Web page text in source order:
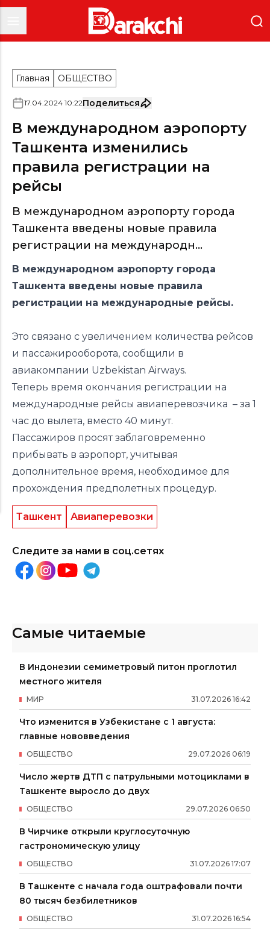
Главная ОБЩЕСТВО
17.04.2024 10:22Поделиться
В международном аэропорту
Ташкента изменились
правила регистрации на
рейсы
В международном аэропорту города
Ташкента введены новые правила
регистрации на международн...
В международном аэропорту города
Ташкента введены новые правила
регистрации на международные рейсы.
Это связано с увеличением количества рейсов
и пассажирооборота, сообщили в
авиакомпании Uzbekistan Airways.
Теперь время окончания регистрации на
международные рейсы авиаперевозчика – за 1
час до вылета, вместо 40 минут.
Пассажиров просят заблаговременно
прибывать в аэропорт, учитывая
дополнительное время, необходимое для
прохождения предполетных процедур.
Ташкент Авиаперевозки
Следите за нами в соц.сетях
Самые читаемые
В Индонезии семиметровый питон проглотил
местного жителя
31.07.2026 16:42
МИР
Что изменится в Узбекистане с 1 августа:
главные нововведения
29.07.2026 06:19
ОБЩЕСТВО
Число жертв ДТП с патрульными мотоциклами в
Ташкенте выросло до двух
29.07.2026 06:50
ОБЩЕСТВО
В Чирчике открыли круглосуточную
гастрономическую улицу
31.07.2026 17:07
ОБЩЕСТВО
В Ташкенте с начала года оштрафовали почти
80 тысяч безбилетников
31.07.2026 16:54
ОБЩЕСТВО